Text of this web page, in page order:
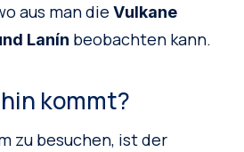
aus man die Vulkane
Lanín beobachten kann.
kommt?
zu besuchen, ist der